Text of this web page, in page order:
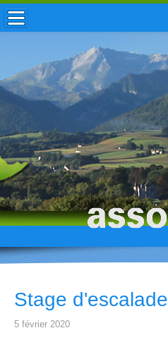
ACCUEIL / INFOS
MUNICIPALITÉ
VIE LOCALE
ENFANCE
TOURISME
HISTOIRE
Stage d'escalade
5 février 2020